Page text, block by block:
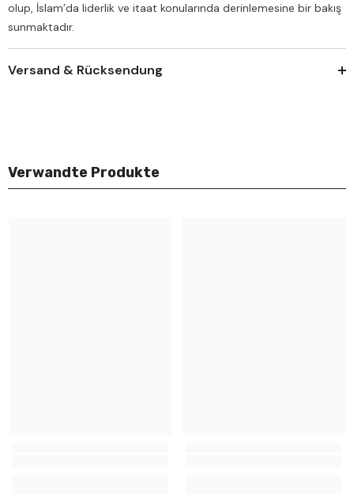
olup, İslam’da liderlik ve itaat konularında derinlemesine bir bakış
sunmaktadır.
Versand & Rücksendung
Verwandte Produkte